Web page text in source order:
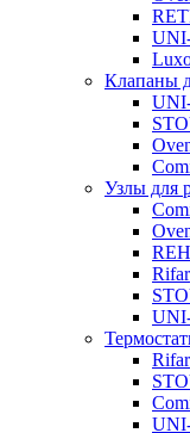
Клапаны
Узлы для
Rifar
Rifar